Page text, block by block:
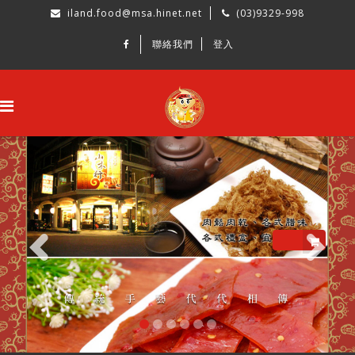
iland.food@msa.hinet.net (03)9329-998
聯絡我們 登入